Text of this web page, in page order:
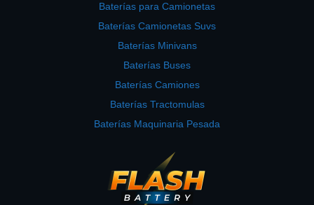
Baterías para Camionetas
Baterías Camionetas Suvs
Baterías Minivans
Baterías Buses
Baterías Camiones
Baterías Tractomulas
Baterías Maquinaria Pesada